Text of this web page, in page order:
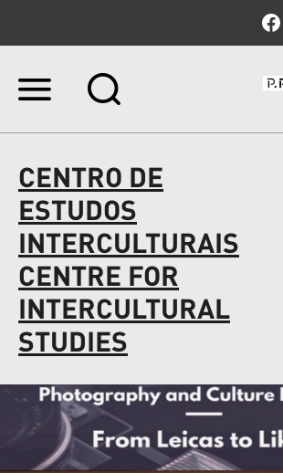
Ir
Ir
para
a
navegação
CENTRO DE
ESTUDOS
INTERCULTURAIS
CENTRE FOR
INTERCULTURAL
STUDIES